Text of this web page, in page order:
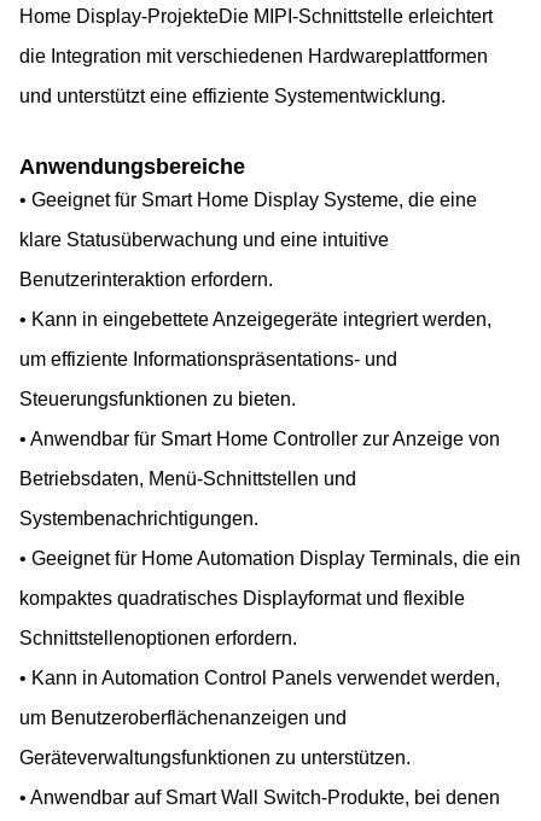
Home Display-ProjekteDie MIPI-Schnittstelle erleichtert
die Integration mit verschiedenen Hardwareplattformen
und unterstützt eine effiziente Systementwicklung.
Anwendungsbereiche
• Geeignet für Smart Home Display Systeme, die eine
klare Statusüberwachung und eine intuitive
Benutzerinteraktion erfordern.
• Kann in eingebettete Anzeigegeräte integriert werden,
um effiziente Informationspräsentations- und
Steuerungsfunktionen zu bieten.
• Anwendbar für Smart Home Controller zur Anzeige von
Betriebsdaten, Menü-Schnittstellen und
Systembenachrichtigungen.
• Geeignet für Home Automation Display Terminals, die ein
kompaktes quadratisches Displayformat und flexible
Schnittstellenoptionen erfordern.
• Kann in Automation Control Panels verwendet werden,
um Benutzeroberflächenanzeigen und
Geräteverwaltungsfunktionen zu unterstützen.
• Anwendbar auf Smart Wall Switch-Produkte, bei denen